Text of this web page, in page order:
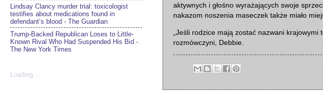
aktywnych i głośno wyrażających swoje
nakazom noszenia maseczek także miało
„Jeśli rodzice mają zostać nazwani
rozmówczyni, Debbie.
Lindsay Clancy murder trial: toxicologist
testifies about medications found in
defendant’s blood - The Guardian
Trump-Backed Republican Loses to Little-
Known Rival Who Had Suspended His Bid -
The New York Times
Loading...